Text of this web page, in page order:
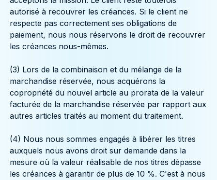
autorisé à recouvrer les créances. Si le client ne
respecte pas correctement ses obligations de
paiement, nous nous réservons le droit de recouvrer
les créances nous-mêmes.
(3) Lors de la combinaison et du mélange de la
marchandise réservée, nous acquérons la
copropriété du nouvel article au prorata de la valeur
facturée de la marchandise réservée par rapport aux
autres articles traités au moment du traitement.
(4) Nous nous sommes engagés à libérer les titres
auxquels nous avons droit sur demande dans la
mesure où la valeur réalisable de nos titres dépasse
les créances à garantir de plus de 10 %. C'est à nous